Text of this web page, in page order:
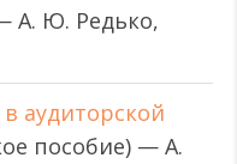
А. Ю. Редько,
аудиторской
пособие) — А.